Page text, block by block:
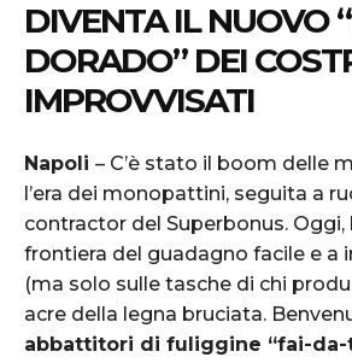
DIVENTA IL NUOVO
DORADO” DEI
IMPROVVISATI
Napoli – C’è stato il boom delle
l’era dei monopattini, seguita a
contractor del Superbonus. Oggi,
frontiera del guadagno facile e a
(ma solo sulle tasche di chi
acre della legna bruciata.
abbattitori di fuliggine “fai-da-